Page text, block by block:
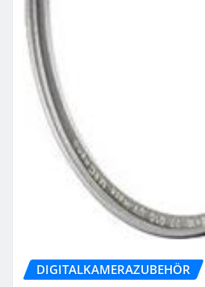
DIGITALKAMERAZUBEHÖR